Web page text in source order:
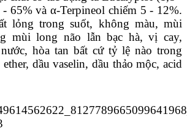
65% và α-Terpineol chiếm 5 - 12%.
lỏng trong suốt, không màu, mùi
mùi long não lẫn bạc hà, vị cay,
hòa tan bất cứ tỷ lệ nào trong
dầu vaselin, dầu thảo mộc, acid